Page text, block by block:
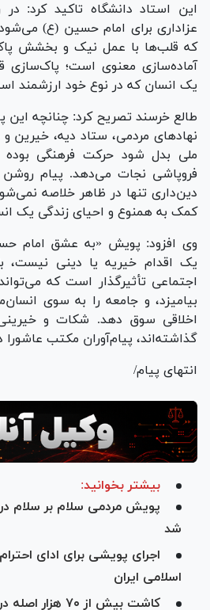
این استاد دانشگاه تاکید کرد:
عزاداری برای امام حسین (ع)
که قلب‌ها با عمل نیک و بخشش
آماده‌سازی معنوی است؛ پاک‌سازی
یک انسان که در نوع خود ارزشمند
طالع خرسند تصریح کرد: چنانچه
نهاد‌های مردمی، ستاد دیه، خیرین
ملی بدل شود حرکت فرهنگی بوده
فروپاشی نجات می‌دهد. پیام
دین‌داری تنها در ظاهر خلاصه
کمک به همنوع و احیای زندگی یک
وی افزود: پویش «به عشق امام
یک اقدام خیریه یا دینی نیست،
اجتماعی تأثیرگذار است که
بیامیزد، و جامعه را به سوی
اخلاقی سوق دهد. شکات و
گذاشته‌اند، پیام‌آوران مکتب
انتهای پیام/
بیشتر بخوانید:
پویش مردمی سلام بر سلام در
شد
اجرای پویشی برای ادای
اسلامی ایران